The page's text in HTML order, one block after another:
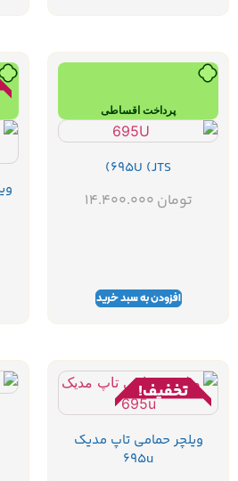
پرداخت اقساطی
695U (JTS)
تومان
افزودن به سبد خرید
تخفیف!
ویلچر حمامی تاپ مدیک
695u